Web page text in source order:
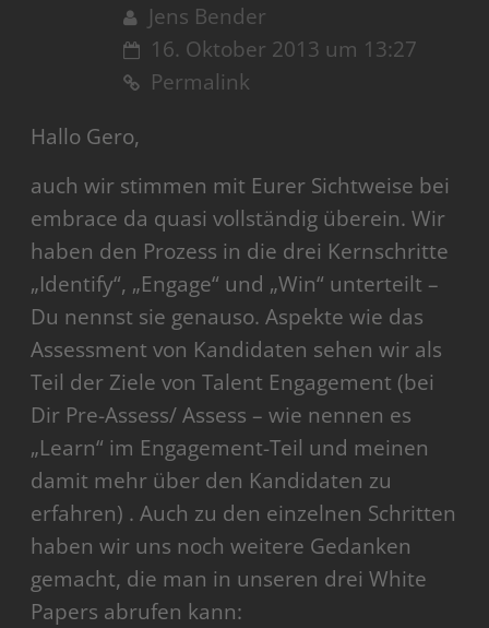
Jens Bender
16. Oktober 2013 um 13:27
Permalink
Hallo Gero,
auch wir stimmen mit Eurer Sichtweise bei
embrace da quasi vollständig überein. Wir
haben den Prozess in die drei Kernschritte
„Identify“, „Engage“ und „Win“ unterteilt –
Du nennst sie genauso. Aspekte wie das
Assessment von Kandidaten sehen wir als
Teil der Ziele von Talent Engagement (bei
Dir Pre-Assess/ Assess – wie nennen es
„Learn“ im Engagement-Teil und meinen
damit mehr über den Kandidaten zu
erfahren) . Auch zu den einzelnen Schritten
haben wir uns noch weitere Gedanken
gemacht, die man in unseren drei White
Papers abrufen kann: